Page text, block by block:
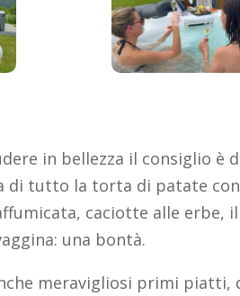
in bellezza il consiglio è
di tutto la torta di patate
caciotte alle erbe,
una bontà.
meravigliosi primi